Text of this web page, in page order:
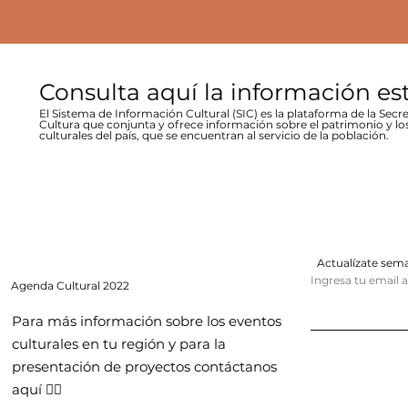
Consulta aquí la información
El Sistema de Información Cultural (SIC) es la plataforma de la
Cultura que conjunta y ofrece información sobre el patrimonio y
culturales del país, que se encuentran al servicio de la población.
Agenda Cultural 2022
Para más información sobre los eventos
culturales en tu región y para la
presentación de proyectos contáctanos
aquí 👇🏻
Actualízate
Ingresa tu email